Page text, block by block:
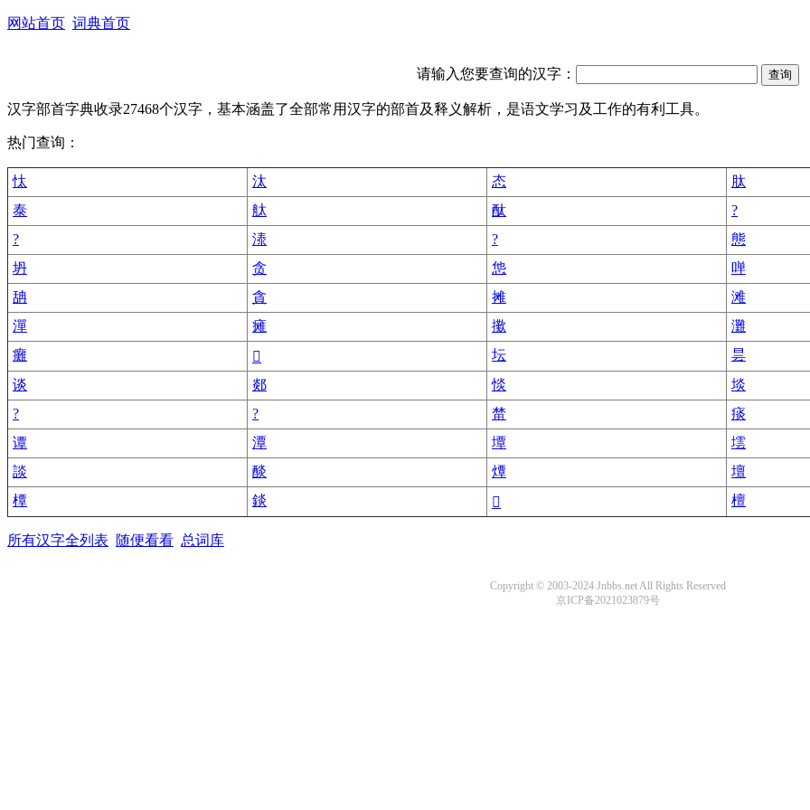
网站首页 词典首页
请输入您要查询的汉字：
汉字部首字典收录27468个汉字，基本涵盖了全部常用汉字的部首及释义解析，是语文学习及工作的有利工具。
热门查询：
忲 汰 态 肽
泰
舦 酞 ?
?
溙 ? 態
坍
贪 怹 啴
舑
貪 摊 滩
潬
瘫 擹 灘
癱
𤅩 坛 昙
谈
郯 惔 埮
?
? 榃 痰
谭
潭 墰 墵
談
醈 燂 壇
橝
錟 𥰨 檀
所有汉字全列表 随便看看 总词库
Copyright © 2003-2024 Jnbbs.net All Rights Reserved
京ICP备2021023879号